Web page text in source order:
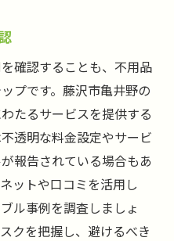
確認することも、不用品
プです。藤沢市亀井野の
たるサービスを提供する
透明な料金設定やサービ
報告されている場合もあ
ットや口コミを活用し
ル事例を調査しましょ
クを把握し、避けるべき